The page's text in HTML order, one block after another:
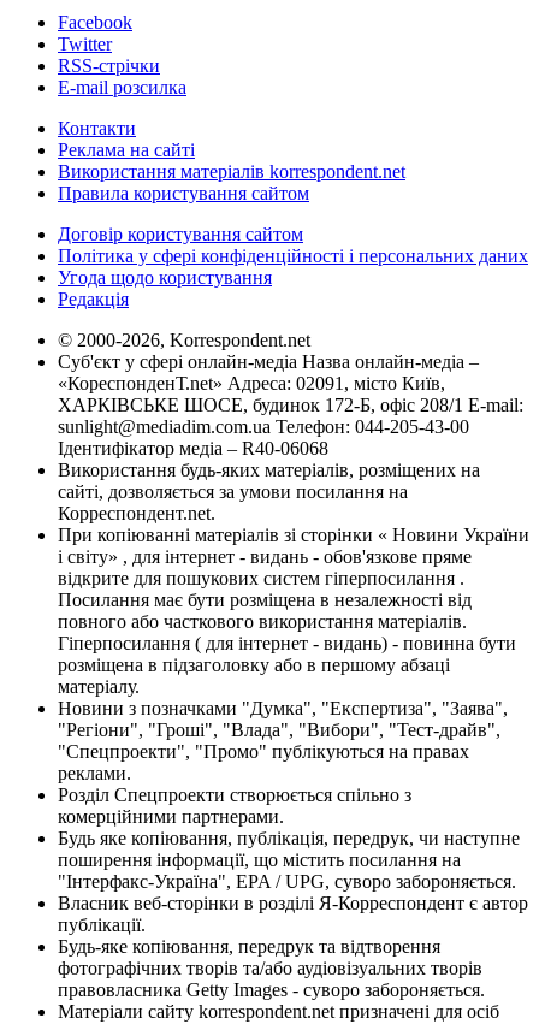
Facebook
Twitter
RSS-стрічки
E-mail розсилка
Контакти
Реклама на сайті
Використання матеріалів korrespondent.net
Правила користування сайтом
Договір користування сайтом
Політика у сфері конфіденційності і персональних даних
Угода щодо користування
Редакція
© 2000-2026, Korrespondent.net
Суб'єкт у сфері онлайн-медіа Назва онлайн-медіа –
«КореспонденТ.net» Адреса: 02091, місто Київ,
ХАРКІВСЬКЕ ШОСЕ, будинок 172-Б, офіс 208/1 E-mail:
sunlight@mediadim.com.ua Телефон: 044-205-43-00
Ідентифікатор медіа – R40-06068
Використання будь-яких матеріалів, розміщених на
сайті, дозволяється за умови посилання на
Корреспондент.net.
При копіюванні матеріалів зі сторінки « Новини України
і світу» , для інтернет - видань - обов'язкове пряме
відкрите для пошукових систем гіперпосилання .
Посилання має бути розміщена в незалежності від
повного або часткового використання матеріалів.
Гіперпосилання ( для інтернет - видань) - повинна бути
розміщена в підзаголовку або в першому абзаці
матеріалу.
Новини з позначками "Думка", "Експертиза", "Заява",
"Регіони", "Гроші", "Влада", "Вибори", "Тест-драйв",
"Спецпроекти", "Промо" публікуються на правах
реклами.
Розділ Спецпроекти створюється спільно з
комерційними партнерами.
Будь яке копіювання, публікація, передрук, чи наступне
поширення інформації, що містить посилання на
"Інтерфакс-Україна", EPA / UPG, суворо забороняється.
Власник веб-сторінки в розділі Я-Корреспондент є автор
публікації.
Будь-яке копіювання, передрук та відтворення
фотографічних творів та/або аудіовізуальних творів
правовласника Getty Images - суворо забороняється.
Матеріали сайту korrespondent.net призначені для осіб